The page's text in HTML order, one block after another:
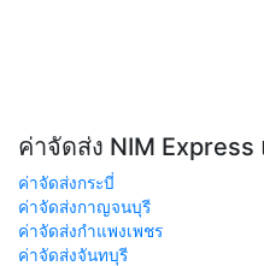
ค่าจัดส่ง NIM
ค่าจัดส่งกระบี่
ค่าจัดส่งกาญจนบุรี
ค่าจัดส่งกำแพงเพชร
ค่าจัดส่งจันทบุรี